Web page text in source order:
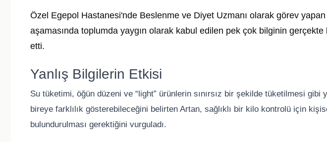
Özel Egepol Hastanesi'nde Beslenme ve Diyet Uzmanı olarak görev
aşamasında toplumda yaygın olarak kabul edilen pek çok bilginin gerçekte
etti.
Yanlış Bilgilerin Etkisi
Su tüketimi, öğün düzeni ve “light” ürünlerin sınırsız bir şekilde tüketilmesi gibi
bireye farklılık gösterebileceğini belirten Artan, sağlıklı bir kilo kontrolü için
bulundurulması gerektiğini vurguladı.